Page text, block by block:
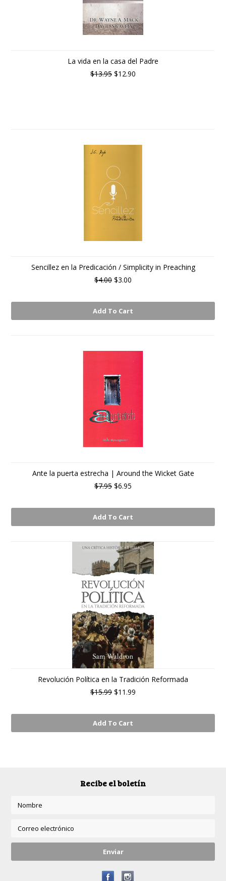
La vida en la casa del Padre
$13.95 $12.90
Sencillez en la Predicación / Simplicity in Preaching
$4.00 $3.00
Add To Cart
Ante la puerta estrecha | Around the Wicket Gate
$7.95 $6.95
Add To Cart
Revolución Política en la Tradición Reformada
$15.99 $11.99
Add To Cart
Recibe el boletín